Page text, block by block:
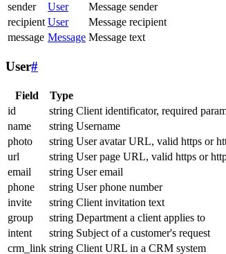
sender
User
Message sender
recipient User
Message recipient
message Message Message text
User#
Field Type
id
string Client identificator, required
name
string Username
photo
string User avatar URL, valid https or
url
string User page URL, valid https or
email
string User email
phone
string User phone number
invite
string Client invitation text
group
string Department a client applies to
intent
string Subject of a customer's request
crm_link string Client URL in a CRM system